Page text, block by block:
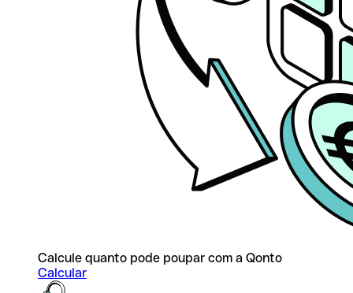
Calcule quanto pode poupar com a Qonto
Calcular